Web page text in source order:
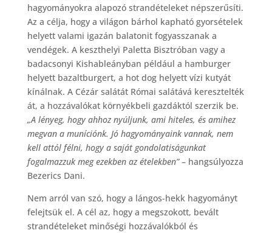
hagyományokra alapozó strandételeket népszerűsíti.
Az a célja, hogy a világon bárhol kapható gyorsételek
helyett valami igazán balatonit fogyasszanak a
vendégek. A keszthelyi Paletta Bisztróban vagy a
badacsonyi Kishableányban például a hamburger
helyett bazaltburgert, a hot dog helyett vízi kutyát
kínálnak. A Cézár salátát Római salátává keresztelték
át, a hozzávalókat környékbeli gazdáktól szerzik be.
„A lényeg, hogy ahhoz nyúljunk, ami hiteles, és amihez
megvan a muníciónk. Jó hagyományaink vannak, nem
kell attól félni, hogy a saját gondolatiságunkat
fogalmazzuk meg ezekben az ételekben”– hangsúlyozza
Bezerics Dani.
Nem arról van szó, hogy a lángos-hekk hagyományt
felejtsük el. A cél az, hogy a megszokott, bevált
strandételeket minőségi hozzávalókból és